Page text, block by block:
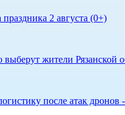
2 августа (0+)
жители Рязанской
после атак